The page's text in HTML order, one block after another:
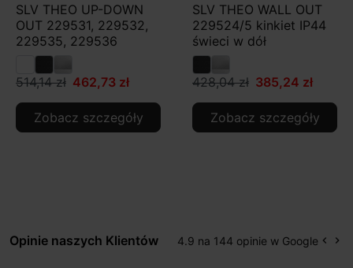
SLV THEO UP-DOWN
OUT 229531, 229532,
229535, 229536
514,14 zł 462,73 zł
Zobacz szczegóły
SLV THEO WALL OUT
229524/5 kinkiet IP44
świeci w dół
428,04 zł 385,24 zł
Zobacz szczegóły
Opinie naszych Klientów 4.9 na 144 opinie w Google keyboard_arrow_left keyboard_arrow_right